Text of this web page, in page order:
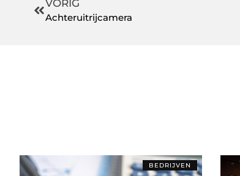
VORIG
Achteruitrijcamera
BEDRIJVEN